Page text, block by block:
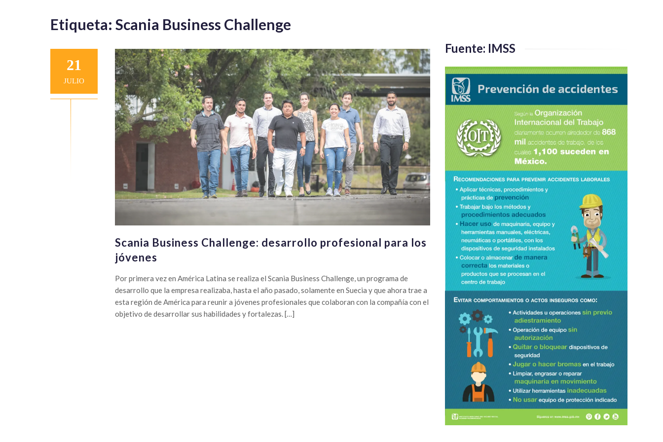
Etiqueta: Scania Business Challenge
21
JULIO
Scania Business Challenge: desarrollo profesional para los
jóvenes
Por primera vez en América Latina se realiza el Scania Business Challenge, un programa de
desarrollo que la empresa realizaba, hasta el año pasado, solamente en Suecia y que ahora trae a
esta región de América para reunir a jóvenes profesionales que colaboran con la compañía con el
objetivo de desarrollar sus habilidades y fortalezas. […]
Fuente: IMSS